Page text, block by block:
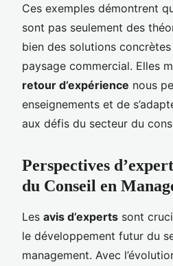
Ces exemples démontrent
sont pas seulement des
bien des solutions
paysage commercial. Elles
retour d’expérience nous
enseignements et de
aux défis du secteur du
Perspectives
du Conseil en
Les avis d’experts sont
le développement futur du
management. Avec